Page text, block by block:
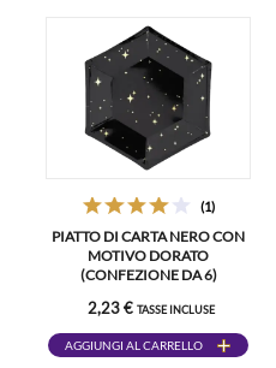
(1)
PIATTO DI CARTA NERO CON
MOTIVO DORATO
(CONFEZIONE DA 6)
2,23 € TASSE INCLUSE
AGGIUNGI AL CARRELLO